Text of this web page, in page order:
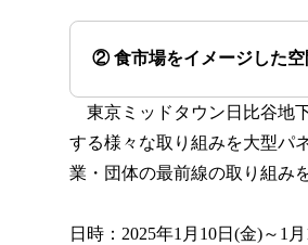
② 食市場をイメージした空
東京ミッドタウン日比谷地
する様々な取り組みを大型パ
業・団体の最前線の取り組み
日時：2025年1月10日(金)～1